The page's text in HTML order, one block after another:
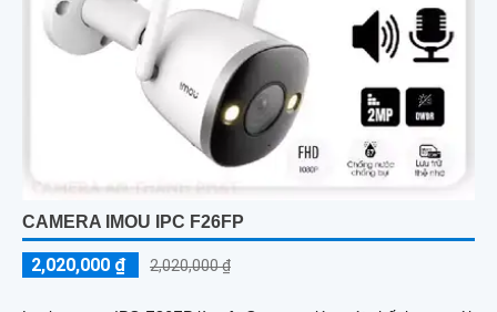
CAMERA IMOU IPC F26FP
2,020,000 ₫ 2,020,000 ₫